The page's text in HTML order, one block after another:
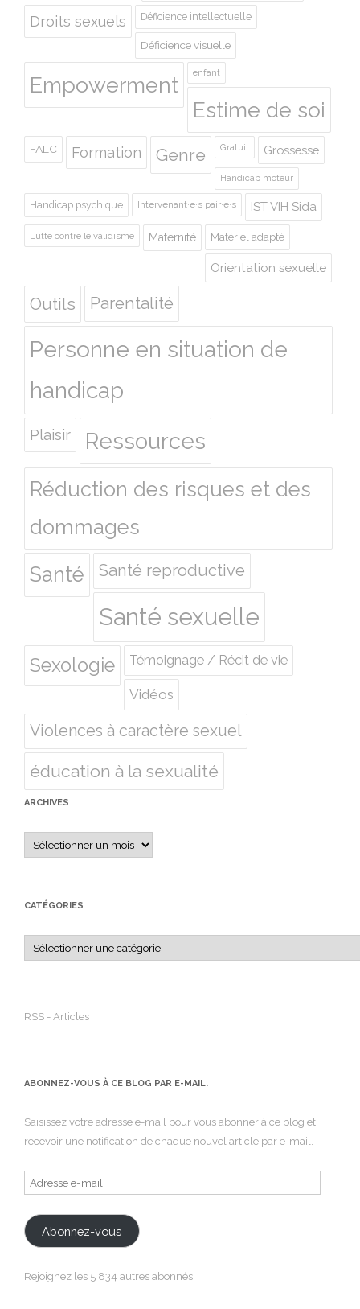
Droits sexuels Déficience intellectuelle
Déficience visuelle
Empowerment enfant
Estime de soi
FALC Formation Genre Gratuit Grossesse
Handicap moteur
Handicap psychique Intervenant·e·s pair·e·s IST VIH Sida
Lutte contre le validisme Maternité Matériel adapté
Orientation sexuelle
Outils Parentalité
Personne en situation de
handicap
Plaisir Ressources
Réduction des risques et des
dommages
Santé
Santé reproductive
Santé sexuelle
Sexologie Témoignage / Récit de vie
Vidéos
Violences à caractère sexuel
éducation à la sexualité
ARCHIVES
Archives
CATÉGORIES
Catégories
RSS - Articles
ABONNEZ-VOUS À CE BLOG PAR E-MAIL.
Saisissez votre adresse e-mail pour vous abonner à ce blog et
recevoir une notification de chaque nouvel article par e-mail.
Adresse
e-
mail
Abonnez-vous
Rejoignez les 5 834 autres abonnés